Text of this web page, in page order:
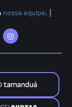
nossa equipe.